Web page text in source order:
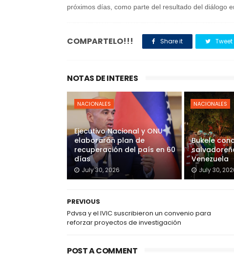
próximos días, como parte del resultado del diálogo
COMPARTELO!!! Share it Tweet
NOTAS DE INTERES
NACIONALES
Ejecutivo Nacional y ONU
elaborarán plan de
recuperación del país en 60
días
July 30, 2026
NACIONALES
Bukele
Venezuela
July 30,
PREVIOUS
Pdvsa y el IVIC suscribieron un convenio para
reforzar proyectos de investigación
POST A COMMENT